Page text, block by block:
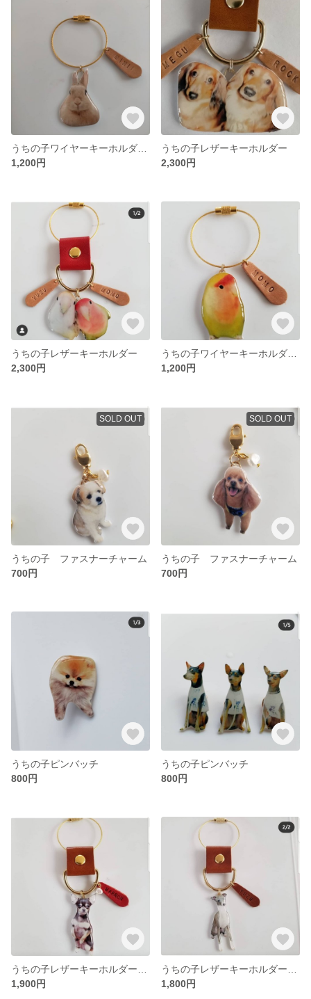
1,200円
うちの子レザーキーホルダー
2,300円
うちの子レザーキーホルダー
2,300円
1,200円
SOLD OUT
うちの子 ファスナーチャーム
700円
SOLD OUT
うちの子 ファスナーチャーム
700円
うちの子ピンバッチ
800円
うちの子ピンバッチ
800円
1,900円
1,800円